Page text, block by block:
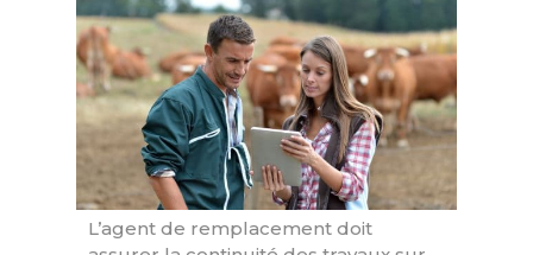
L’agent de remplacement doit